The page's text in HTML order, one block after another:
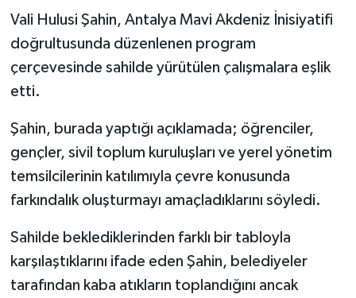
Vali Hulusi Şahin, Antalya Mavi Akdeniz İnisiyatifi
doğrultusunda düzenlenen program
çerçevesinde sahilde yürütülen çalışmalara eşlik
etti.
Şahin, burada yaptığı açıklamada; öğrenciler,
gençler, sivil toplum kuruluşları ve yerel yönetim
temsilcilerinin katılımıyla çevre konusunda
farkındalık oluşturmayı amaçladıklarını söyledi.
Sahilde beklediklerinden farklı bir tabloyla
karşılaştıklarını ifade eden Şahin, belediyeler
tarafından kaba atıkların toplandığını ancak